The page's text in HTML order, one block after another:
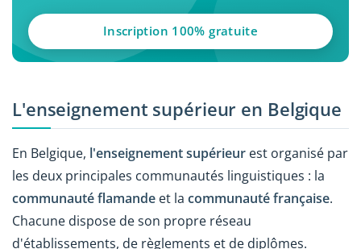
Inscription 100% gratuite
L'enseignement supérieur en Belgique
En Belgique, l'enseignement supérieur est organisé par
les deux principales communautés linguistiques : la
communauté flamande et la communauté française.
Chacune dispose de son propre réseau
d'établissements, de règlements et de diplômes.